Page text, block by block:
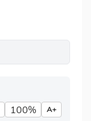
100% A+